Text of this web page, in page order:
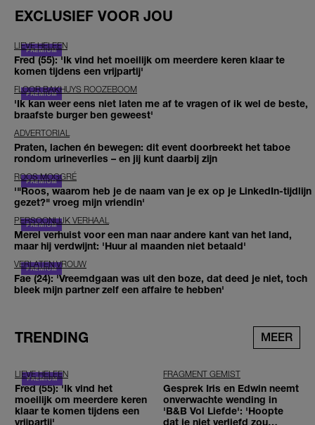
EXCLUSIEF VOOR JOU
LIEVE HELEEN
Fred (55): 'Ik vind het moeilijk om meerdere keren klaar te
komen tijdens een vrijpartij'
FLOOR BAKHUYS ROOZEBOOM
'Ik kan weer eens niet laten me af te vragen of ik wel de beste,
braafste burger ben geweest'
ADVERTORIAL
Praten, lachen én bewegen: dit event doorbreekt het taboe
rondom urineverlies – en jij kunt daarbij zijn
ROOS MOGGRÉ
'"Roos, waarom heb je de naam van je ex op je LinkedIn-tijdlijn
gezet?" vroeg mijn vriendin'
PERSOONLIJK VERHAAL
Merel verhuist voor een man naar andere kant van het land,
maar hij verdwijnt: 'Huur al maanden niet betaald'
VERLATEN VROUW
Fae (24): 'Vreemdgaan was uit den boze, dat deed je niet, toch
bleek mijn partner zelf een affaire te hebben'
TRENDING MEER
LIEVE HELEEN
Fred (55): 'Ik vind het
moeilijk om meerdere keren
klaar te komen tijdens een
vrijpartij'
FRAGMENT GEMIST
Gesprek Iris en Edwin neemt
onverwachte wending in
'B&B Vol Liefde': 'Hoopte
dat je niet verliefd zou